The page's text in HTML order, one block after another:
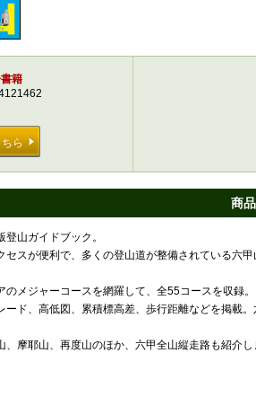
籍
ら
商
山ガイドブック。
セスが便利で、多くの登山道が整備されている六
のメジャーコースを網羅して、全55コースを収録。
ード、高低図、累積標高差、歩行距離などを掲載
、摩耶山、再度山のほか、六甲全山縦走路も紹介し